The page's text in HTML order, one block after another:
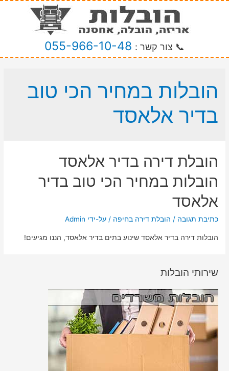
📞 צור קשר : 055-966-10-48
הובלות במחיר הכי טוב
בדיר אלאסד
הובלת דירה בדיר אלאסד
הובלות במחיר הכי טוב בדיר
אלאסד
כתיבת תגובה / הובלת דירה בחיפה / על-ידי Admin
הובלות דירה בדיר אלאסד שינוע בתים בדיר אלאסד, הננו מגיעים!
שירותי הובלות